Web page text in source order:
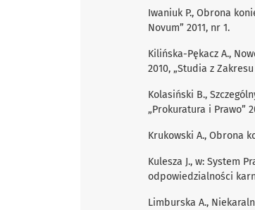
Iwaniuk P., Obrona
Novum” 2011, nr 1.
Kilińska-Pękacz A.,
2010, „Studia z
Kolasiński B.,
„Prokuratura i Prawo”
Krukowski A., Obrona
Kulesza J., w: System
odpowiedzialności
Limburska A.,